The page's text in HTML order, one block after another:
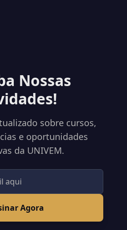
Nossas
sobre cursos,
e oportunidades
da UNIVEM.
Agora